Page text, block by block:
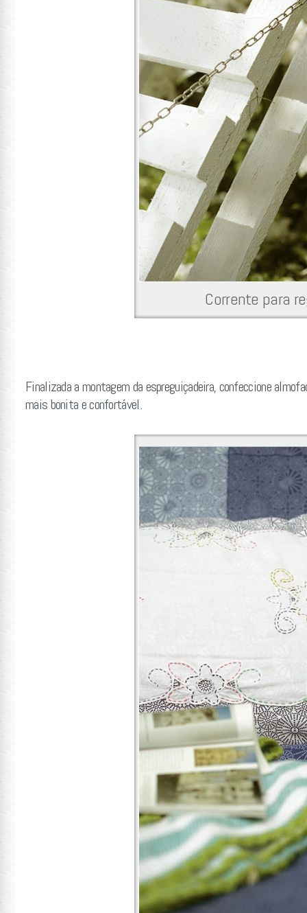
Corrente para
Finalizada a montagem da espreguiçadeira, confeccione
mais bonita e confortável.